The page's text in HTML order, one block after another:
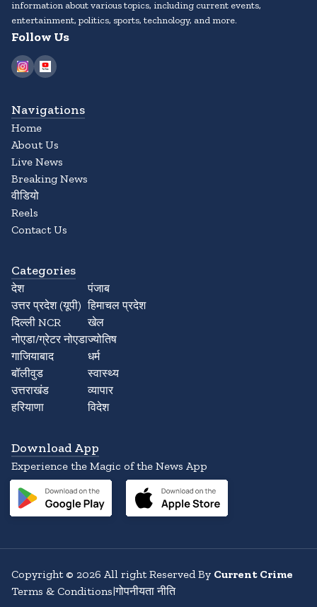
information about various topics, including current events,
entertainment, politics, sports, technology, and more.
Follow Us
Navigations
Home
About Us
Live News
Breaking News
वीडियो
Reels
Contact Us
Categories
देश
उत्तर प्रदेश (यूपी)
दिल्ली NCR
नोएडा/ग्रेटर नोएडा
गाजियाबाद
बॉलीवुड
उत्तराखंड
हरियाणा
पंजाब
हिमाचल प्रदेश
खेल
ज्योतिष
धर्म
स्वास्थ्य
व्यापार
विदेश
Download App
Experience the Magic of the News App
Copyright© 2026 All right Reserved By Current Crime
Terms & Conditions|गोपनीयता नीति